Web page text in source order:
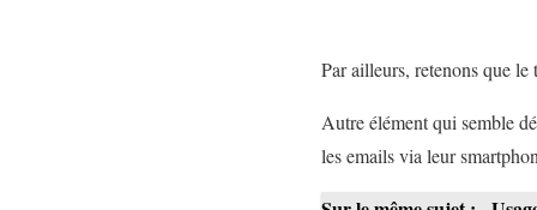
Par ailleurs, retenons que
Autre élément qui semble
les emails via leur